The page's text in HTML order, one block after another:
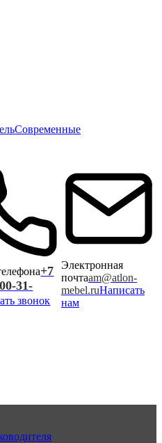
Современные
+7
31-
звонок
Электронная
почтаam@atlon-
mebel.ruНаписать
нам